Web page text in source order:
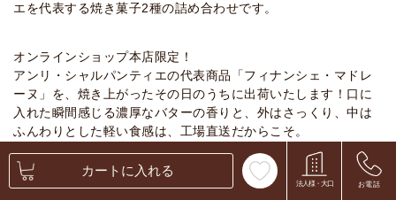
エを代表する焼き菓子2種の詰め合わせです。
オンラインショップ本店限定！
アンリ・シャルパンティエの代表商品「フィナンシェ・マドレ
ーヌ」を、焼き上がったその日のうちに出荷いたします！口に
入れた瞬間感じる濃厚なバターの香りと、外はさっくり、中は
ふんわりとした軽い食感は、工場直送だからこそ。
カートに入れる
法人様・大口 お電話